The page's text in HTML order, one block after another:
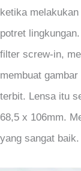
ketika
potret
filter screw-in,
membuat
terbit. Lensa itu
68,5 x 106mm.
yang sangat baik.